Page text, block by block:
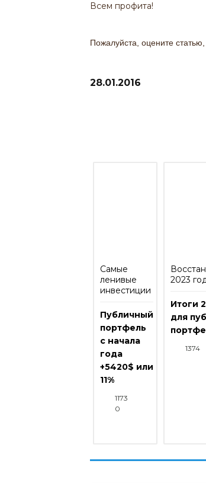
Всем профита!
Пожалуйста, оцените
28.01.2016
Самые
ленивые
инвестиции
Публичный
портфель
с начала
года
+5420$ или
11%
1173
0
2023
Итоги
для
1374